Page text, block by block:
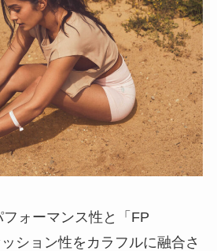
ォーマンス性と「FP
ション性をカラフルに融合さ